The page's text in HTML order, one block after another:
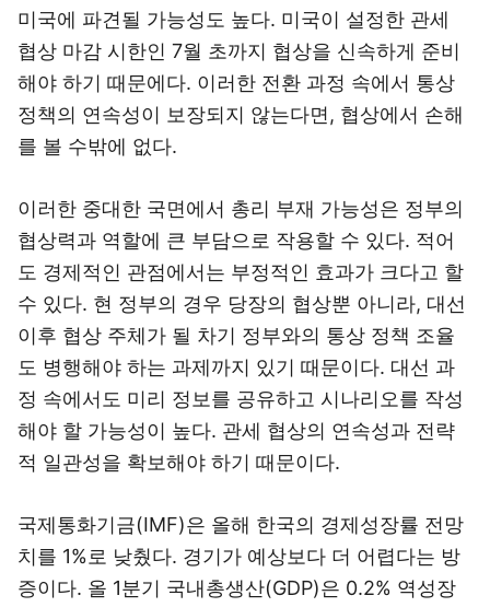
미국에 파견될 가능성도 높다. 미국이 설정한 관세
협상 마감 시한인 7월 초까지 협상을 신속하게 준비
해야 하기 때문에다. 이러한 전환 과정 속에서 통상
정책의 연속성이 보장되지 않는다면, 협상에서 손해
를 볼 수밖에 없다.
이러한 중대한 국면에서 총리 부재 가능성은 정부의
협상력과 역할에 큰 부담으로 작용할 수 있다. 적어
도 경제적인 관점에서는 부정적인 효과가 크다고 할
수 있다. 현 정부의 경우 당장의 협상뿐 아니라, 대선
이후 협상 주체가 될 차기 정부와의 통상 정책 조율
도 병행해야 하는 과제까지 있기 때문이다. 대선 과
정 속에서도 미리 정보를 공유하고 시나리오를 작성
해야 할 가능성이 높다. 관세 협상의 연속성과 전략
적 일관성을 확보해야 하기 때문이다.
국제통화기금(IMF)은 올해 한국의 경제성장률 전망
치를 1%로 낮췄다. 경기가 예상보다 더 어렵다는 방
증이다. 올 1분기 국내총생산(GDP)은 0.2% 역성장